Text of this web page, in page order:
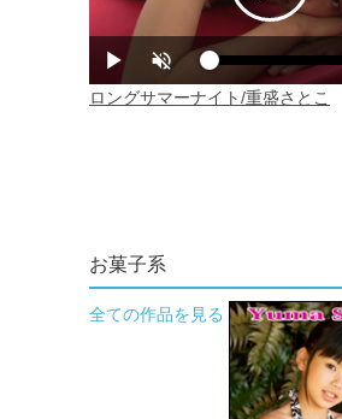
お菓子系
全ての作品を見る